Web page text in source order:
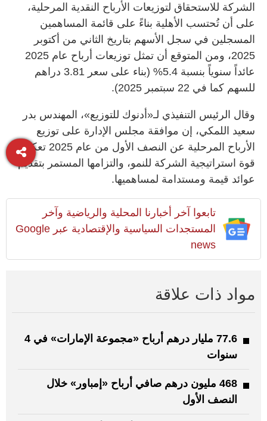
الشركة للاستحقاق لتوزيعات الأرباح النقدية المرحلية،
على أن تُحتسب الأهلية بناءً على قائمة المساهمين
المسجلين في سجل الأسهم بتاريخ الثاني من أكتوبر
2025، ومن المتوقع أن تمثل توزيعات أرباح عام 2025
عائداً سنوياً بنسبة 5.4% (بناء على سعر 3.81 دراهم
للسهم كما في 22 سبتمبر 2025).
وقال الرئيس التنفيذي لـ«أدنوك للتوزيع»، المهندس بدر
سعيد اللمكي، إن موافقة مجلس الإدارة على توزيع
الأرباح المرحلية عن النصف الأول من عام 2025 تعكس
قوة استراتيجية الشركة للنمو، والتزامها المستمر بتقديم
عوائد قيمة ومستدامة لمساهميها.
تابعوا آخر أخبارنا المحلية والرياضية وآخر
المستجدات السياسية والإقتصادية عبر Google
news
مواد ذات علاقة
77.6 مليار درهم أرباح «مجموعة الإمارات» في 4
سنوات
468 مليون درهم صافي أرباح «إمباور» خلال
النصف الأول